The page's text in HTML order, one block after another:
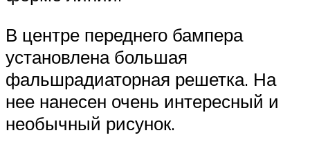
В центре переднего бампера
установлена большая
фальшрадиаторная решетка. На
нее нанесен очень интересный и
необычный рисунок.